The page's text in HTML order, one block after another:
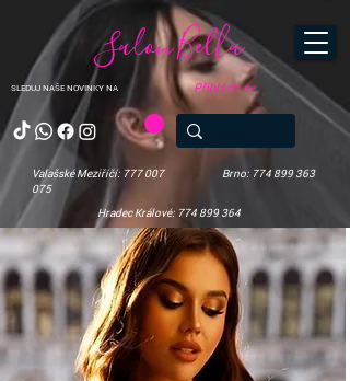
SLEDUJ NAŠE NOVINKY NA
Salon Bella
Valašské Meziříčí: 777 007
075
Brno: 774 899 363
Hradec Králové: 774 899 364
Přihlásit se